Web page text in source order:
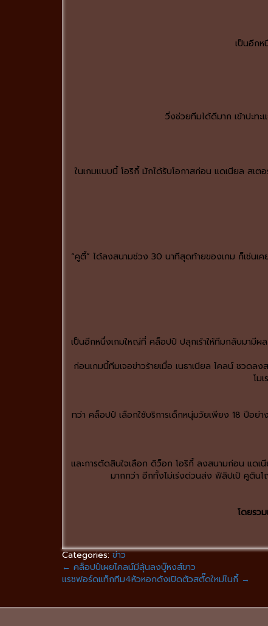
เป็นอีกห
วิ่งช่วยทีมได้ดีมาก เข้าปะท
ในเกมแบบนี้ โอริกี้ มักได้รับโอกาสก่อน แดเนียล สเ
“คูตี้” ได้ลงสนามช่วง 30 นาทีสุดท้ายของเกม ก็เช่นเ
เป็นอีกหนึ่งเกมใหญ่ที่ คล็อปป์ ปลุกเร้าให้ทีมกลับมามีผ
ก่อนเกมนี้ทีมเจอข่าวร้ายเมื่อ เนธาเนียล ไคลน์ ชวด
โม
ทว่า คล็อปป์ เลือกใช้บริการเด็กหนุ่มวัยเพียง 18 ปีอย่า
และการตัดสินใจเลือก ดิว็อก โอริกี้ ลงสนามก่อน แดเ
มากกว่า อีกทั้งไม่เร่งด่วนส่ง ฟิลิปเป้ คูตินโ
โดยรว
Categories:ข่าว
← คล็อปป์เผยไคลน์มีลุ้นลงบู๊หงส์ขาว
แรชฟอร์ดแท็กทีม4หัวหอกดังเปิดตัวสตั๊ดใหม่ไนกี้ →